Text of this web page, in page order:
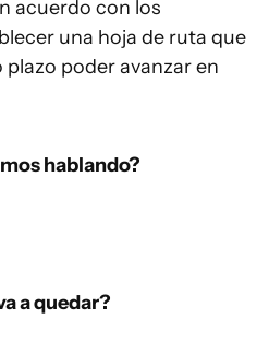
acuerdo con los
una hoja de ruta que
poder avanzar en
hablando?
a quedar?